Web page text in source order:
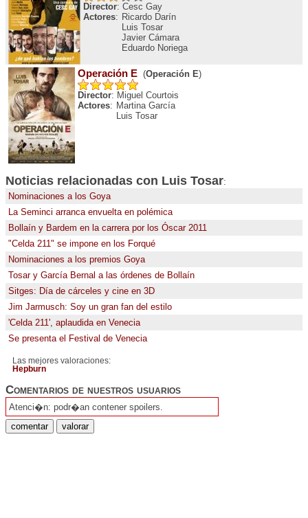
Director: Cesc Gay
Actores: Ricardo Darín
Luis Tosar
Javier Cámara
Eduardo Noriega
Operación E (Operación E)
Director: Miguel Courtois
Actores: Martina García
Luis Tosar
Noticias relacionadas con Luis Tosar:
Nominaciones a los Goya
La Seminci arranca envuelta en polémica
Bollaín y Bardem en la carrera por los Óscar 2011
"Celda 211" se impone en los Forqué
Nominaciones a los premios Goya
Tosar y García Bernal a las órdenes de Bollaín
Sitges: Día de cárceles y cine en 3D
Jim Jarmusch: Soy un gran fan del estilo
'Celda 211', aplaudida en Venecia
Se presenta el Festival de Venecia
Las mejores valoraciones:
Hepburn
Comentarios de nuestros usuarios
Atenci�n: podr�an contener spoilers.